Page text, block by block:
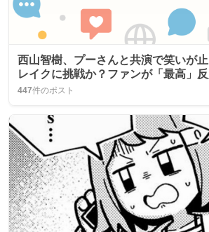
西山智樹、プーさんと共演で笑いが
レイクに挑戦か？ファンが「最高」
447件のポスト